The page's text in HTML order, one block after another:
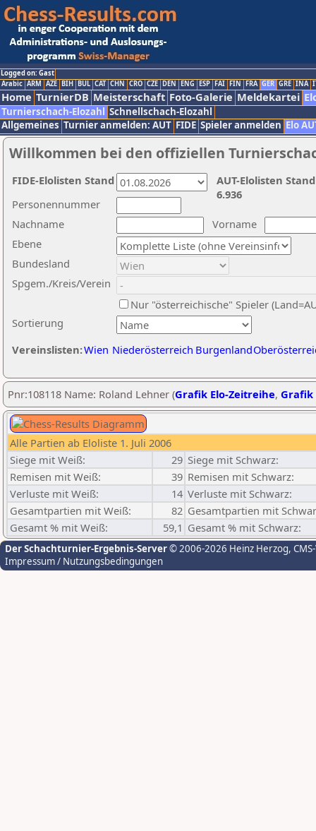
Logged on: Gast
Arabic ARM AZE BIH BUL CAT CHN CRO CZE DEN ENG ESP FAI FIN FRA GER GRE INA
Home TurnierDB Meisterschaft Foto-Galerie Meldekartei
Turnierschach-Elozahl Schnellschach-Elozahl
Allgemeines Turnier anmelden: AUT FIDE Spieler anmelden Elo
Willkommen bei den offiziellen
Nachname
Vorname
Ebene
Sortierung
Personennummer
Bundesland
Spgem./Kreis/Verein
Nur "österreichische" Spieler
Vereinslisten:Wien Niederösterreich Burgenland
AUT-Elolisten
6.936
FIDE-Elolisten Stand
Pnr:108118 Name: Roland Lehner (Grafik Elo-Zeitreihe, Grafik
Alle Partien ab Eloliste 1. Juli 2006
Siege mit Weiß:
29 Siege mit Schwarz:
Remisen mit Weiß:
39 Remisen mit Schwarz:
Verluste mit Weiß:
14 Verluste mit Schwarz:
Gesamtpartien mit Weiß:
82 Gesamtpartien mit
Gesamt % mit Weiß:
59,1 Gesamt % mit Schwarz:
Der Schachturnier-Ergebnis-Server© 2006-2026 Heinz Herzog,
Impressum / Nutzungsbedingungen